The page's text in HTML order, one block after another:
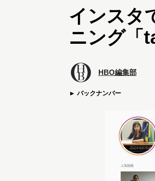
インスタ
ニング「
HBO編集部
バックナンバー